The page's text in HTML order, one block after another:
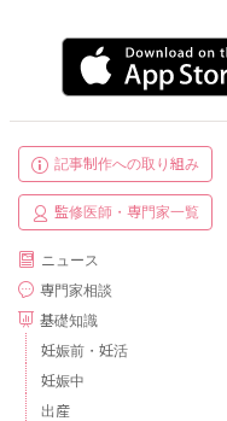
記事制作への取り組み
監修医師・専門家一覧
ニュース
専門家相談
基礎知識
妊娠前・妊活
妊娠中
出産